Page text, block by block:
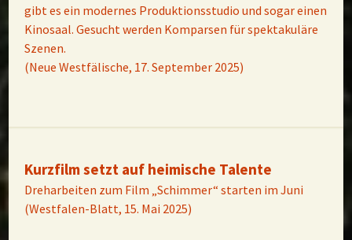
gibt es ein modernes Produktionsstudio und sogar einen
Kinosaal. Gesucht werden Komparsen für spektakuläre
Szenen.
(Neue Westfälische, 17. September 2025)
Kurzfilm setzt auf heimische Talente
Dreharbeiten zum Film „Schimmer“ starten im Juni
(Westfalen-Blatt, 15. Mai 2025)